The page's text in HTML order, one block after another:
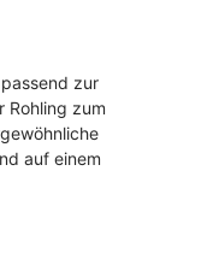
zur
Rohling zum
auf einem